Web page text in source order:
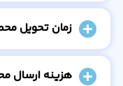
زمان تحویل
هزینه ارسال